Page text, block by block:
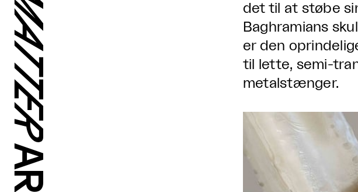
det til at støbe
Baghramians
er den
til lette, semi-
metalstænger.